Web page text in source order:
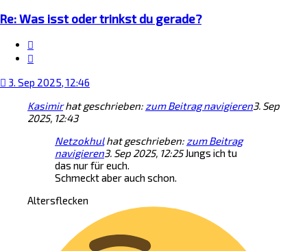
Re: Was isst oder trinkst du gerade?
3. Sep 2025, 12:46
Kasimirhat geschrieben: zum Beitrag navigieren3. Sep
2025, 12:43
Netzokhulhat geschrieben: zum Beitrag
navigieren3. Sep 2025, 12:25Jungs ich tu
das nur für euch.
Schmeckt aber auch schon.
Altersflecken